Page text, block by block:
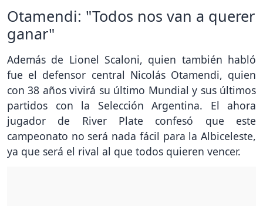
Otamendi: "Todos nos van a querer
ganar"
Además de Lionel Scaloni, quien también habló
fue el defensor central Nicolás Otamendi, quien
con 38 años vivirá su último Mundial y sus últimos
partidos con la Selección Argentina. El ahora
jugador de River Plate confesó que este
campeonato no será nada fácil para la Albiceleste,
ya que será el rival al que todos quieren vencer.